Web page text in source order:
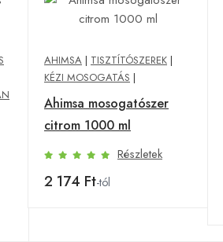
AHIMSA | TISZTÍTÓSZEREK |
KÉZI MOSOGATÁS |
Ahimsa mosogatószer
citrom 1000 ml
Részletek
2 174 Ft-tól